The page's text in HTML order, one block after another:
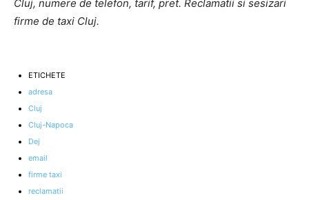
Cluj, numere de telefon, tarif, pret. Reclamatii si sesizari
firme de taxi Cluj.
ETICHETE
adresa
Cluj
Cluj-Napoca
Dej
email
firme taxi
reclamatii